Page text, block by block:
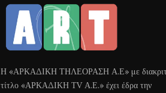
Η «ΑΡΚΑΔΙΚΗ ΤΗΛΕΟΡΑΣΗ Α.Ε» με
τίτλο «ΑΡΚΑΔΙΚΗ ΤV Α.Ε.» έχει έδρα την